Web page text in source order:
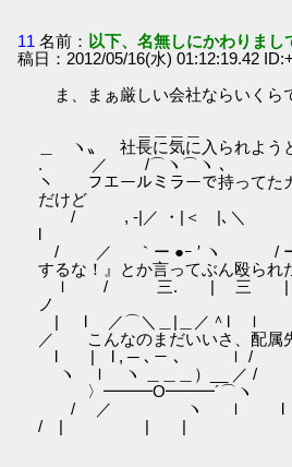
11 名前： 以下、名無しにかわりま
稿日：2012/05/16(水) 01:12:19.42
ま、まぁ厳しい会社ならいくら
,
＿＿＿＿ ／
＿ ヽ〟 社長に気に入られよう
. ／ /⌒ヽ⌒ヽ ､ ｌ
ヽ フエールミラーで持ってた
だけど
/ , -|／ ・|＜ |､
l
/ ／ ｀ー ●ｰ ′ ヽ / ー
するな！』とか言ってぶん殴られ
ｌ / 三. | 三 |
ノ
| l ／⌒＼＿|＿／＾l ｌ ヽ
／ こんなのまだいいさ、配属
l | l , ─ ､－ ､ ｌ /
ヽ ｌ ヽ ＿＿＿）__
〉
/ ／ ヽ
/ | | |